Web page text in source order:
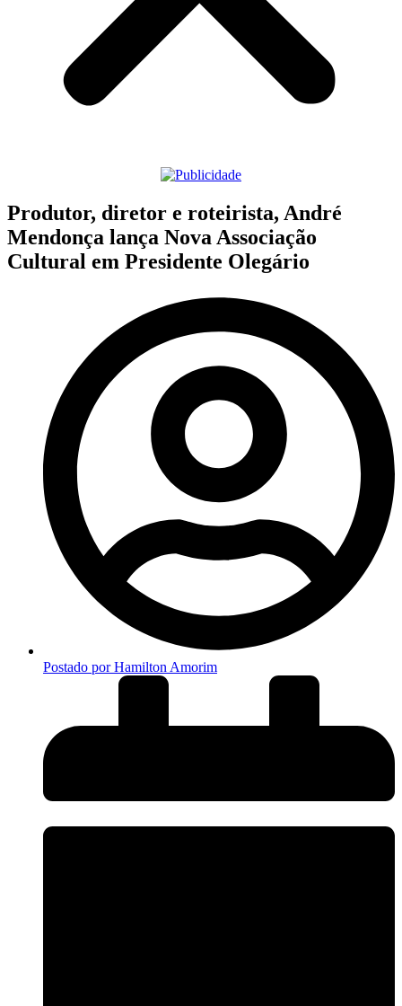
Produtor, diretor e roteirista, André
Mendonça lança Nova Associação
Cultural em Presidente Olegário
Postado porHamilton Amorim